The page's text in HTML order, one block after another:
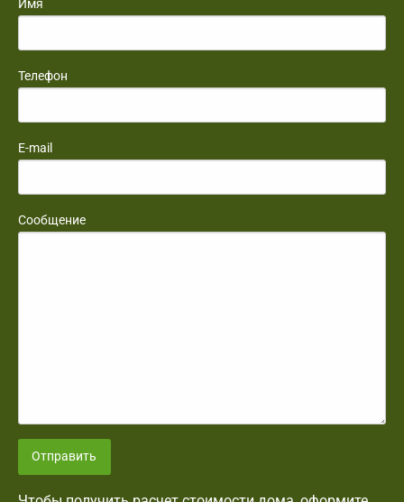
Имя
Телефон
E-mail
Сообщение
Отправить